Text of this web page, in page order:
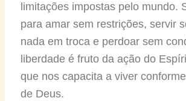
limitações impostas pelo mundo.
para amar sem restrições, servir
nada em troca e perdoar sem
liberdade é fruto da ação do
que nos capacita a viver
de Deus.